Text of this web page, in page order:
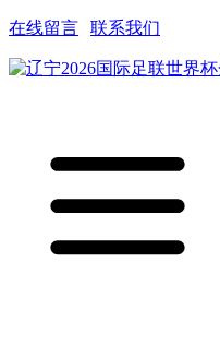
在线留言 联系我们